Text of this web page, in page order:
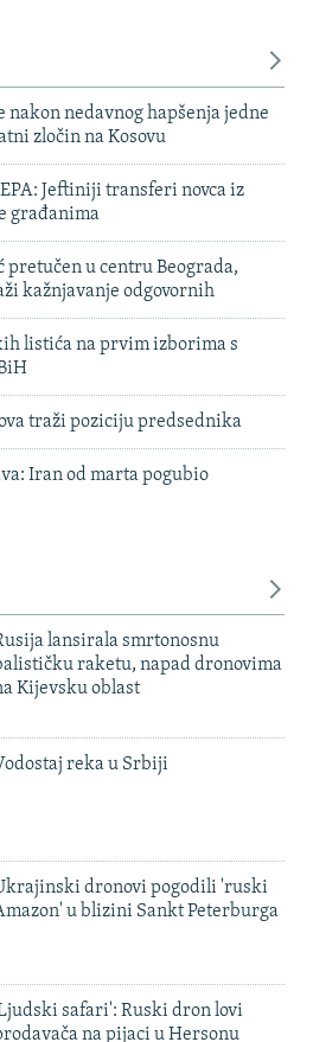
nakon nedavnog hapšenja jedne
zločin na Kosovu
Jeftiniji transferi novca iz
građanima
pretučen u centru Beograda,
kažnjavanje odgovornih
listića na prvim izborima s
traži poziciju predsednika
Iran od marta pogubio
lansirala smrtonosnu
raketu, napad dronovima
Kijevsku oblast
reka u Srbiji
dronovi pogodili 'ruski
u blizini Sankt Peterburga
safari': Ruski dron lovi
na pijaci u Hersonu